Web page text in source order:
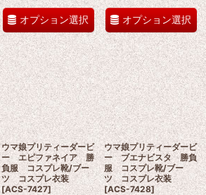
オプション選択 オプション選択
ウマ娘プリティーダービ
ー エピファネイア 勝
負服 コスプレ靴/ブー
ツ コスプレ衣装
[ACS-7427]
ウマ娘プリティーダービ
ー ブエナビスタ 勝負
服 コスプレ靴/ブー
ツ コスプレ衣装
[ACS-7428]